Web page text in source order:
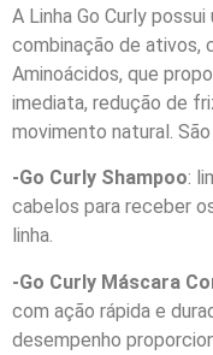
A Linha Go Curly
combinação de ativos,
Aminoácidos, que
imediata, redução de
movimento natural.
-Go Curly Shampoo:
cabelos para receber
linha.
-Go Curly Máscara
com ação rápida e
desempenho